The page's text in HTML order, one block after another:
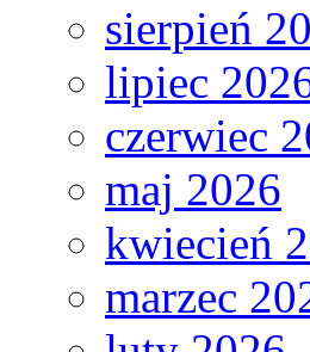
sierpień
lipiec
czerwiec
maj 2026
kwiecień
marzec